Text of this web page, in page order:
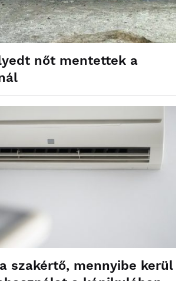
nőt mentettek a
szakértő, mennyibe kerül